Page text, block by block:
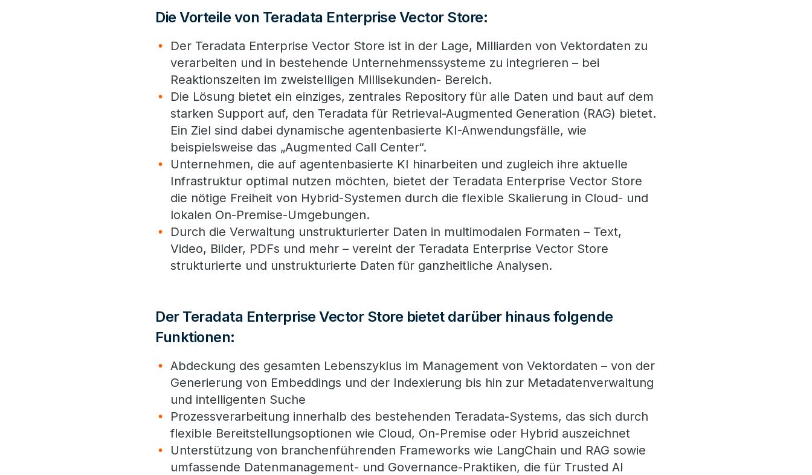
Die Vorteile von Teradata Enterprise Vector Store:
Der Teradata Enterprise Vector Store ist in der Lage, Milliarden von Vektordaten zu
verarbeiten und in bestehende Unternehmenssysteme zu integrieren – bei
Reaktionszeiten im zweistelligen Millisekunden- Bereich.
Die Lösung bietet ein einziges, zentrales Repository für alle Daten und baut auf dem
starken Support auf, den Teradata für Retrieval-Augmented Generation (RAG) bietet.
Ein Ziel sind dabei dynamische agentenbasierte KI-Anwendungsfälle, wie
beispielsweise das „Augmented Call Center“.
Unternehmen, die auf agentenbasierte KI hinarbeiten und zugleich ihre aktuelle
Infrastruktur optimal nutzen möchten, bietet der Teradata Enterprise Vector Store
die nötige Freiheit von Hybrid-Systemen durch die flexible Skalierung in Cloud- und
lokalen On-Premise-Umgebungen.
Durch die Verwaltung unstrukturierter Daten in multimodalen Formaten – Text,
Video, Bilder, PDFs und mehr – vereint der Teradata Enterprise Vector Store
strukturierte und unstrukturierte Daten für ganzheitliche Analysen.
Der Teradata Enterprise Vector Store bietet darüber hinaus folgende
Funktionen:
Abdeckung des gesamten Lebenszyklus im Management von Vektordaten – von der
Generierung von Embeddings und der Indexierung bis hin zur Metadatenverwaltung
und intelligenten Suche
Prozessverarbeitung innerhalb des bestehenden Teradata-Systems, das sich durch
flexible Bereitstellungsoptionen wie Cloud, On-Premise oder Hybrid auszeichnet
Unterstützung von branchenführenden Frameworks wie LangChain und RAG sowie
umfassende Datenmanagement- und Governance-Praktiken, die für Trusted AI